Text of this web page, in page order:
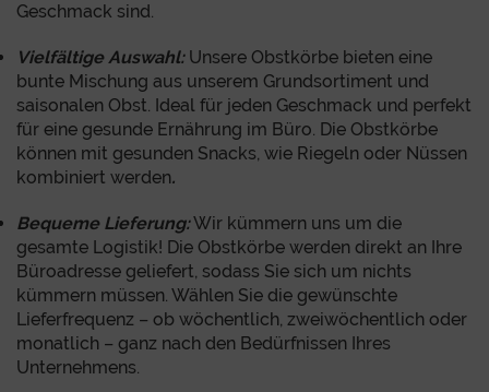
Geschmack sind.
Vielfältige Auswahl:Unsere Obstkörbe bieten eine
bunte Mischung aus unserem Grundsortiment und
saisonalen Obst. Ideal für jeden Geschmack und perfekt
für eine gesunde Ernährung im Büro. Die Obstkörbe
können mit gesunden Snacks, wie Riegeln oder Nüssen
kombiniert werden.
Bequeme Lieferung:Wir kümmern uns um die
gesamte Logistik! Die Obstkörbe werden direkt an Ihre
Büroadresse geliefert, sodass Sie sich um nichts
kümmern müssen. Wählen Sie die gewünschte
Lieferfrequenz – ob wöchentlich, zweiwöchentlich oder
monatlich – ganz nach den Bedürfnissen Ihres
Unternehmens.